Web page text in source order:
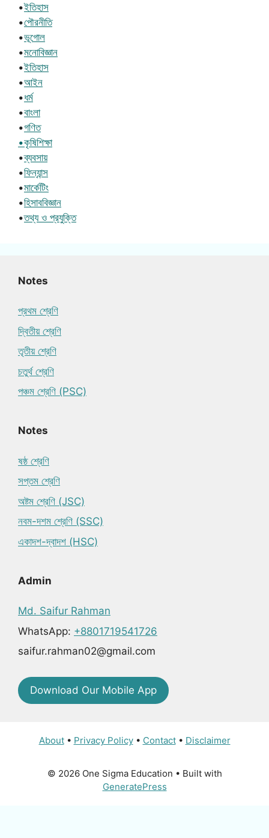
•ইতিহাস
•পৌরনীতি
•ভূগোল
•মনোবিজ্ঞান
•ইতিহাস
•আইন
•ধর্ম
•বাংলা
•গণিত
•কৃষিশিক্ষা
•ব্যবসায়
•ফিন্যান্স
•মার্কেটিং
•হিসাববিজ্ঞান
•তথ্য ও প্রযুক্তি
Notes
প্রথম শ্রেণি
দ্বিতীয় শ্রেণি
তৃতীয় শ্রেণি
চতুর্থ শ্রেণি
পঞ্চম শ্রেণি (PSC)
Notes
ষষ্ঠ শ্রেণি
সপ্তম শ্রেণি
অষ্টম শ্রেণি (JSC)
নবম-দশম শ্রেণি (SSC)
একাদশ-দ্বাদশ (HSC)
Admin
Md. Saifur Rahman
WhatsApp: +8801719541726
saifur.rahman02@gmail.com
Download Our Mobile App
About• Privacy Policy• Contact• Disclaimer
© 2026 One Sigma Education • Built with
GeneratePress